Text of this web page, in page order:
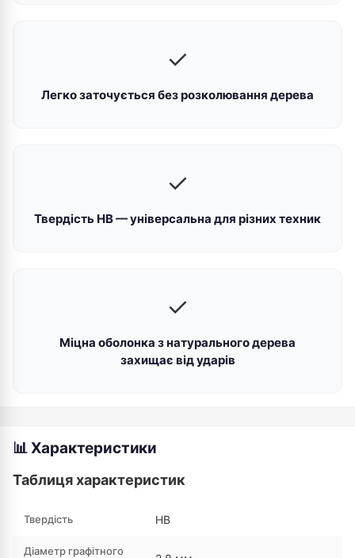
✓
Легко заточується без розколювання дерева
✓
Твердість НB — універсальна для різних техник
✓
Міцна оболонка з натурального дерева
захищає від ударів
📊 Характеристики
Таблиця характеристик
Твердість HB
Діаметр графітного